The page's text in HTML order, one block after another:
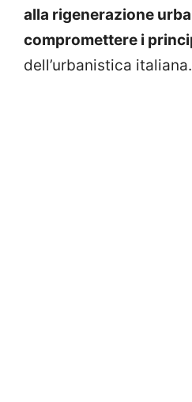
alla rigenerazione
compromettere i
dell’urbanistica italiana.